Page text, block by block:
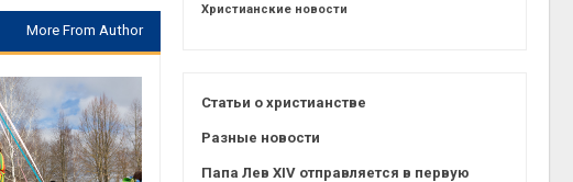
More From Author
Христианские новости
Статьи о христианстве
Разные новости
Папа Лев XIV отправляется в первую